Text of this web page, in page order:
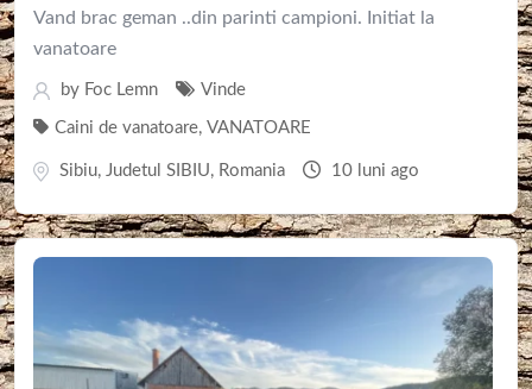
Vand brac geman ..din parinti campioni. Initiat la
vanatoare
by Foc Lemn Vinde
Caini de vanatoare, VANATOARE
Sibiu, Judetul SIBIU, Romania 10 luni ago